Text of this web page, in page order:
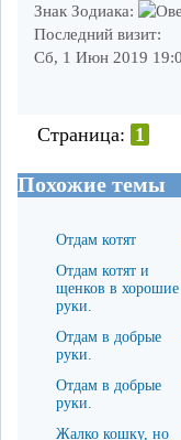
Знак Зодиака:
Последний визит:
Сб, 1 Июн 2019
Страница: 1
Похожие темы
Отдам котят
Отдам котят и
щенков в хорошие
руки.
Отдам в добрые
руки.
Отдам в добрые
руки.
Жалко кошку, но